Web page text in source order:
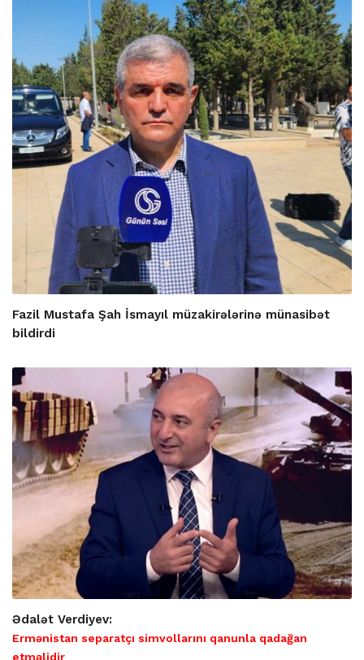
Fazil Mustafa Şah İsmayıl müzakirələrinə münasibət
bildirdi
Ədalət Verdiyev:
Ermənistan separatçı simvollarını qanunla qadağan
etməlidir